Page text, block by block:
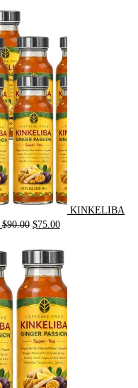
$54.00.
$49.00.
KINKELIBA
$90.00 Original
was:
$90.00.
$75.00Current
is:
$75.00.